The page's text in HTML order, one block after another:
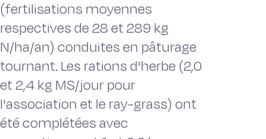
(fertilisations moyennes
respectives de 28 et 289 kg
N/ha/an) conduites en pâturage
tournant. Les rations d'herbe (2,0
et 2,4 kg MS/jour pour
l'association et le ray-grass) ont
été complétées avec